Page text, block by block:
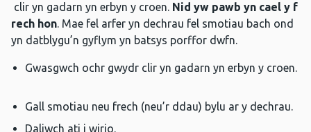
clir yn gadarn yn erbyn y croen. Nid yw pawb yn cael y f
rech hon. Mae fel arfer yn dechrau fel smotiau bach ond
yn datblygu’n gyflym yn batsys porffor dwfn.
Gwasgwch ochr gwydr clir yn gadarn yn erbyn y croen.
Gall smotiau neu frech (neu’r ddau) bylu ar y dechrau.
Daliwch ati i wirio.